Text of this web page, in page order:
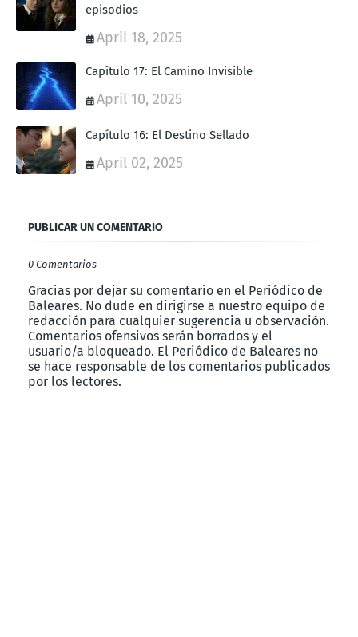
episodios
April 18, 2025
Capítulo 17: El Camino Invisible
April 10, 2025
Capítulo 16: El Destino Sellado
April 02, 2025
PUBLICAR UN COMENTARIO
0 Comentarios
Gracias por dejar su comentario en el Periódico de
Baleares. No dude en dirigirse a nuestro equipo de
redacción para cualquier sugerencia u observación.
Comentarios ofensivos serán borrados y el
usuario/a bloqueado. El Periódico de Baleares no
se hace responsable de los comentarios publicados
por los lectores.